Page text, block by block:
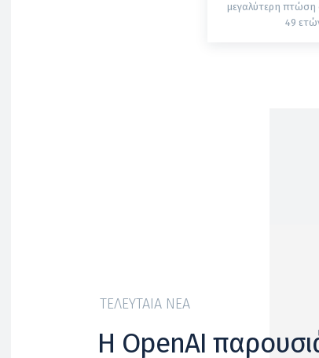
μεγαλύτερη πτώση
49